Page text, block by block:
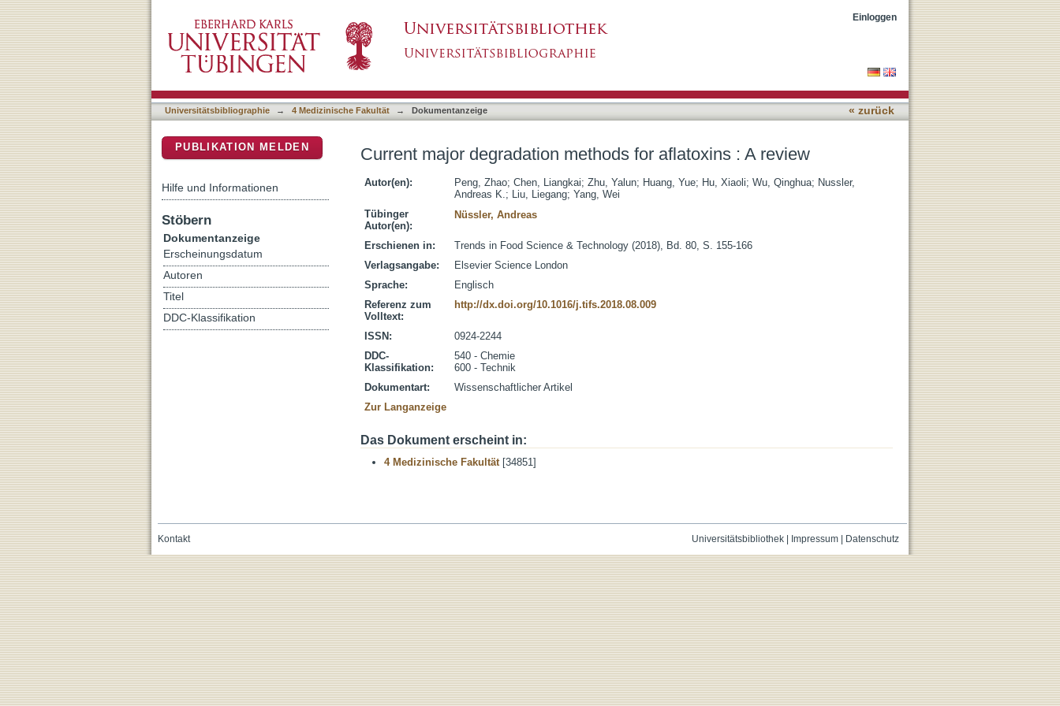
Einloggen
Universitätsbibliographie → 4 Medizinische Fakultät → Dokumentanzeige « zurück
Current major degradation methods for aflatoxins : A review
Autor(en): Peng, Zhao; Chen, Liangkai; Zhu, Yalun; Huang, Yue; Hu, Xiaoli; Wu, Qinghua; Nussler,
Andreas K.; Liu, Liegang; Yang, Wei
Tübinger
Autor(en):
Nüssler, Andreas
Erschienen in:
Trends in Food Science & Technology (2018), Bd. 80, S. 155-166
Verlagsangabe:
Elsevier Science London
Sprache:
Englisch
Referenz zum
Volltext:
http://dx.doi.org/10.1016/j.tifs.2018.08.009
ISSN:
0924-2244
DDC-
Klassifikation:
540 - Chemie
600 - Technik
Dokumentart:
Wissenschaftlicher Artikel
Zur Langanzeige
Das Dokument erscheint in:
4 Medizinische Fakultät[34851]
PUBLIKATION MELDEN
Hilfe und Informationen
Stöbern
Dokumentanzeige
Erscheinungsdatum
Autoren
Titel
DDC-Klassifikation
Universitätsbibliothek| Impressum| Datenschutz
Kontakt